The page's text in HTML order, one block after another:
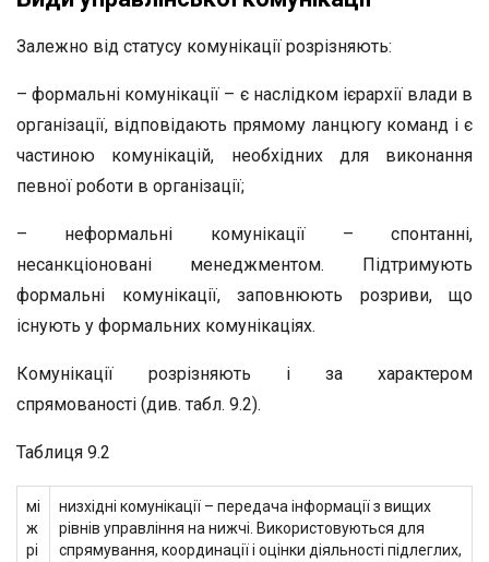
Залежно від статусу комунікації розрізняють:
– формальні комунікації – є наслідком ієрархії влади в
організації, відповідають прямому ланцюгу команд і є
частиною комунікацій, необхідних для виконання
певної роботи в організації;
– неформальні комунікації – спонтанні,
несанкціоновані менеджментом. Підтримують
формальні комунікації, заповнюють розриви, що
існують у формальних комунікаціях.
Комунікації розрізняють і за характером
спрямованості (див. табл. 9.2).
Таблиця 9.2
мі
ж
рі
низхідні комунікації – передача інформації з вищих
рівнів управління на нижчі. Використовуються для
спрямування, координації і оцінки діяльності підлеглих,